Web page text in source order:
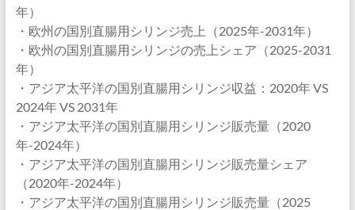
年）
・欧州の国別直腸用シリンジ売上（2025年-2031年）
・欧州の国別直腸用シリンジの売上シェア（2025-2031
年）
・アジア太平洋の国別直腸用シリンジ収益：2020年 VS
2024年 VS 2031年
・アジア太平洋の国別直腸用シリンジ販売量（2020
年-2024年）
・アジア太平洋の国別直腸用シリンジ販売量シェア
（2020年-2024年）
・アジア太平洋の国別直腸用シリンジ販売量（2025